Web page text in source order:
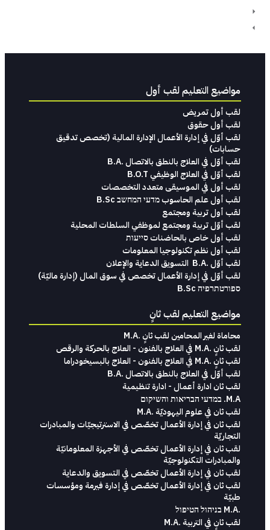
مواضيع التعليم لقب أول
لقب أول تمريض
لقب أول حقوق
‬حسابات)‬
لقب أوّل في العلاج بالنطق بالاتصال .B.A
لقب أوّل في العلاج الوظيفي B.O.T
لقب‭ ‬أول في‭ ‬الموسيقى‭ ‬متعدد‭ ‬التخصصات‭
لقب أول علم الحاسوب מדעי המחשב B.Sc
لقب أول تربية ومجتمع
لقب أوّل تربية ومجتمع لموظفي السلطات المحلية
لقب أول خاص بالحاضنات סייעות
لقب أول نظم تكنولوجيا المعلومات
لقب‭ ‬أوّل .‭ ‬B.A التسويق‭ ‬الدعاية‭ ‬والإعلان
لقب‭ ‬أوّل‭ ‬في‭ ‬إدارة‭ ‬الأعمال تخصص‭ ‬في‭ ‬سوق‭ ‬المال ‭)‬إدارة‭ ‬ماليّة‭ (
ספורטתרפיה B.Sc
مواضيع التعليم لقب ثانٍ
محاماة‭ ‬لغير‭ ‬المحامين لقب‭ ‬ثانٍ .‭ ‬M.A
لقب ثانٍ .M.A في العلاج بالفنون - العلاج بالحركة والرقص
لقب ثانٍ .M.A في العلاج بالفنون - العلاج بالبسيخودراما
لقب أوّل في العلاج بالنطق بالاتصال .B.A
لقب ثان ادارة أعمال - ادارة تنظيمية
M.A. במדעי הבריאות והשיקום
لقب ثان في علوم اليهوديّة .M.A
لقب ثان في إدارة الأعمال تخصّص في الاسترتيجيّات والمبادرات
التجاريّة
لقب ثان في إدارة الأعمال تخصّص في الأجهزة المعلومانيّة
والمبادرات التكنولوجيّة
لقب ثان في إدارة الأعمال تخصّص في التسويق والدعاية
لقب ثان في إدارة الأعمال تخصّص في إدارة فيرمة ومؤسسات
طبيّة
.M.A בניהול הטיפול
لقب ثانٍ في التربية .M.A